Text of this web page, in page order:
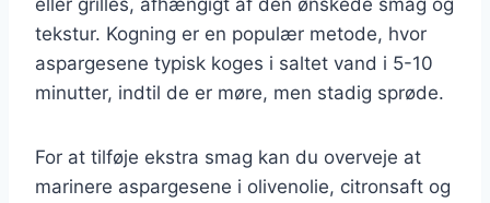
tekstur. Kogning er en populær metode, hvor
aspargesene typisk koges i saltet vand i 5-10
minutter, indtil de er møre, men stadig sprøde.
For at tilføje ekstra smag kan du overveje at
marinere aspargesene i olivenolie, citronsaft og